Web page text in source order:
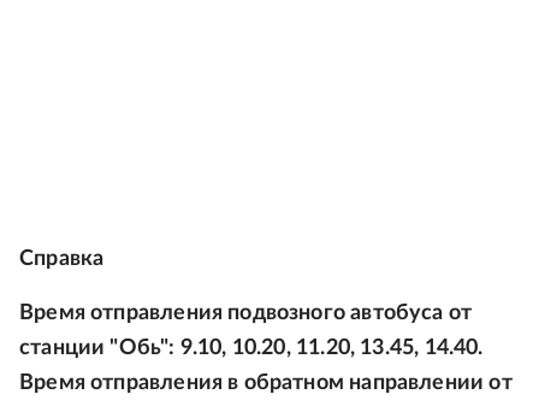
Справка
Время отправления подвозного автобуса от
станции "Обь": 9.10, 10.20, 11.20, 13.45, 14.40.
Время отправления в обратном направлении от